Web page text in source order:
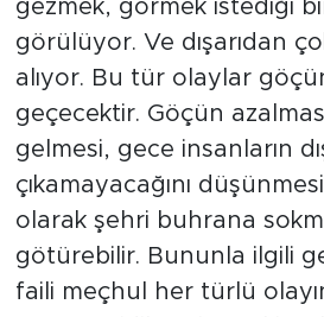
gezmek, görmek istediği
görülüyor. Ve dışarıdan
alıyor. Bu tür olaylar
geçecektir. Göçün
gelmesi, gece insanların
çıkamayacağını
olarak şehri buhrana
götürebilir. Bununla ilgili
faili meçhul her türlü